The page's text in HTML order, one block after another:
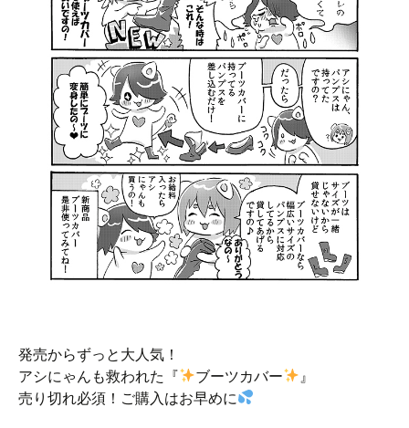
発売からずっと大人気！
アシにゃんも救われた『
ブーツカバー
』
売り切れ必須！ご購入はお早めに